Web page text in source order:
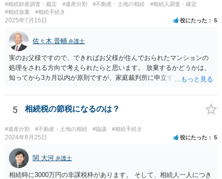
#相続財産調査・鑑定 #遺産分割 #不動産・土地の相続
#相続人調査・確定
#相続放棄
#相続手続き
2025年7月15日 役にたった 5
佐々木 晋輔 弁護士
実のお父様ですので、できればお父様が住んでおられたマンションの
処理をされる方向で考えられたらと思います。 放棄するかどうかは、
知ってから3カ月以内が原則ですが、家庭裁判所に申立すれば3カ月の
放棄するかどうか決めることができます。 銀行やサラ金が数年も放置
することはありませんので、数年後に借金が発見される可能性はほぼ
ありません。 なお、私が扱った相続放棄を検討していた案件で、期間
伸長して調査したところ、サラ金に対する過払金など相当な財産が見
つかったため相続したという事例がありました。
5 相続税の節税になるのは？
#遺産分割 #不動産・土地の相続 #協議 #相続手続き
2024年8月25日 役にたった 5
関 大河 弁護士
相続時に3000万円の非課税枠があります。 そして、相続人一人につき